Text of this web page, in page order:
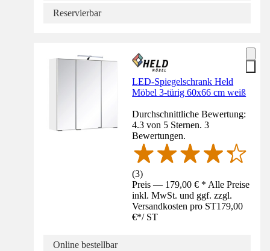
Reservierbar
LED-Spiegelschrank Held
Möbel 3-türig 60x66 cm weiß
Durchschnittliche Bewertung:
4.3 von 5 Sternen. 3
Bewertungen.
(3)
Preis — 179,00 € * Alle Preise
inkl. MwSt. und ggf. zzgl.
Versandkosten pro ST179,00
€*/ ST
Online bestellbar